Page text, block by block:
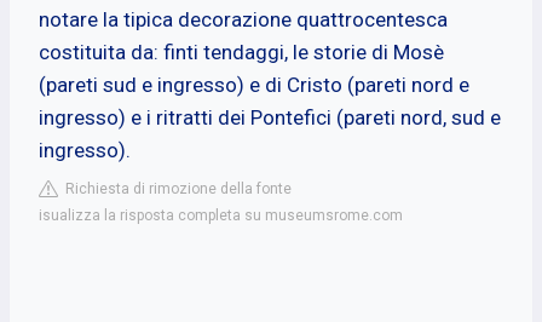
notare la tipica decorazione quattrocentesca
costituita da: finti tendaggi, le storie di Mosè
(pareti sud e ingresso) e di Cristo (pareti nord e
ingresso) e i ritratti dei Pontefici (pareti nord, sud e
ingresso).
Richiesta di rimozione della fonte
isualizza la risposta completa su museumsrome.com